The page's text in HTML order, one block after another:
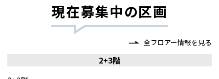
現在募集中の区画
全フロアー情報を見る
2+3階